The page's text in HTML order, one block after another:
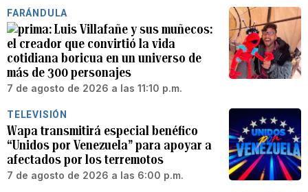
FARÁNDULA
Luis Villafañe y sus muñecos:
el creador que convirtió la vida
cotidiana boricua en un universo de
más de 300 personajes
7 de agosto de 2026 a las 11:10 p.m.
TELEVISIÓN
Wapa transmitirá especial benéfico
“Unidos por Venezuela” para apoyar a
afectados por los terremotos
7 de agosto de 2026 a las 6:00 p.m.